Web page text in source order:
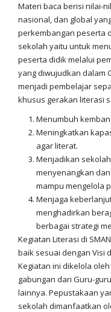
Materi baca berisi nilai-
nasional, dan global
perkembangan peserta
sekolah yaitu untuk
peserta didik melalui
yang diwujudkan dalam
menjadi pembelajar
khusus gerakan literasi
Menumbuh
Meningkatkan
agar literat.
Menjadikan
menyenangkan
mampu mengelola
Menjaga
menghadirkan
berbagai strategi
Kegiatan Literasi di
baik sesuai dengan Visi
Kegiatan ini dikelola
gabungan dari Guru-
lainnya. Pepustakaan
sekolah dimanfaatkan